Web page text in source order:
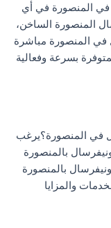
في المنصورة في أي
المنصورة الساخن،
في المنصورة مباشرة
بسرعة وفعالية
في المنصورة؟يرغب
بالمنصورة
بالمنصورة
والمزايا